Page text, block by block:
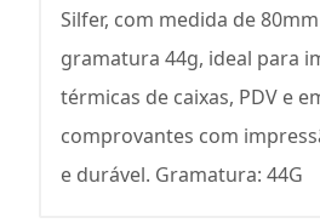
Silfer, com medida de
gramatura 44g, ideal para
térmicas de caixas, PDV e
comprovantes com
e durável. Gramatura: 44G